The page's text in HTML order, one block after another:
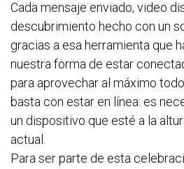
Cada mensaje enviado, video
descubrimiento hecho con un
gracias a esa herramienta que
nuestra forma de estar
para aprovechar al máximo
basta con estar en línea: es
un dispositivo que esté a la
actual.
Para ser parte de esta